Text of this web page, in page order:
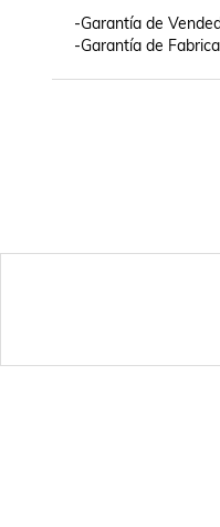
-Garantía de
-Garantía de